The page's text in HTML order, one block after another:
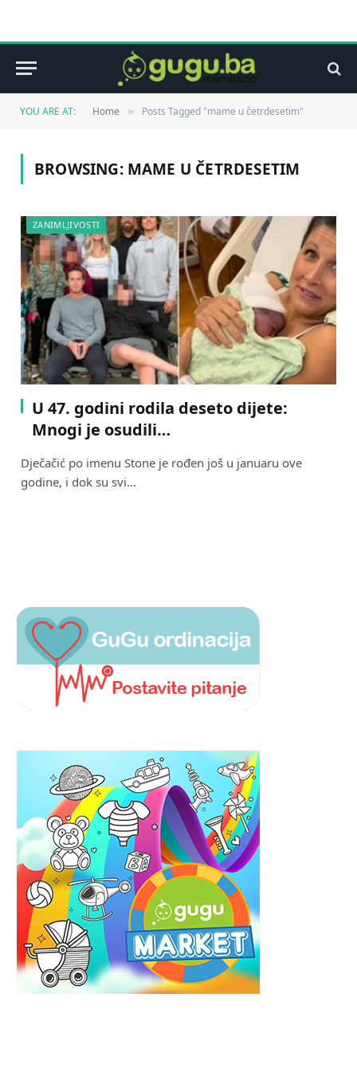
YOU ARE AT: Home » Posts Tagged "mame u četrdesetim"
BROWSING: MAME U ČETRDESETIM
ZANIMLJIVOSTI
U 47. godini rodila deseto dijete:
Mnogi je osudili…
Dječačić po imenu Stone je rođen još u januaru ove
godine, i dok su svi…